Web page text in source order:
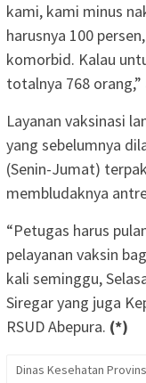
kami, kami minus
harusnya 100
komorbid. Kalau
totalnya 768 orang,”
Layanan vaksinasi
yang sebelumnya
(Senin-Jumat)
membludaknya
“Petugas harus
pelayanan vaksin
kali seminggu,
Siregar yang juga
RSUD Abepura. (*)
Dinas Kesehatan